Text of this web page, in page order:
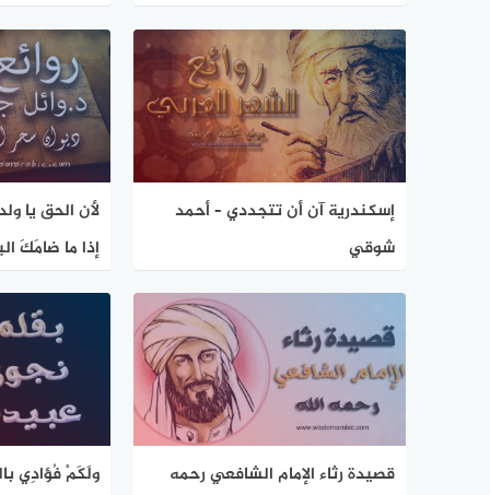
إسكندرية آن أن تتجددي – أحمد
شوقي
لأن الحق يا
إذا ما ضامَكَ
قصيدة رثاء الإمام الشافعي رحمه
ولَكَمْ فُؤادِي